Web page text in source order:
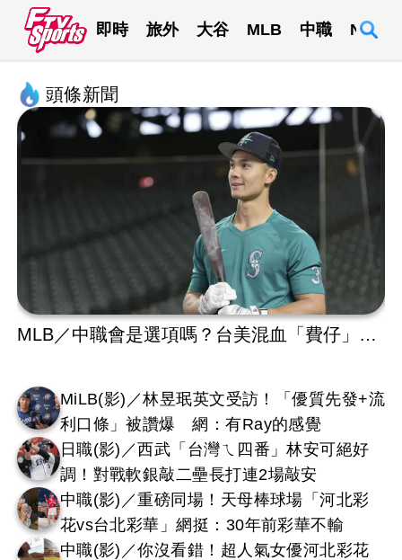
即時 旅外 大谷 MLB 中職 NBA
頭條新聞
MLB／中職會是選項嗎？台美混血「費仔」代
MiLB(影)／林昱珉英文受訪！「優質先發+流
利口條」被讚爆 網：有Ray的感覺
日職(影)／西武「台灣ㄟ四番」林安可絕好
調！對戰軟銀敲二壘長打連2場敲安
中職(影)／重磅同場！天母棒球場「河北彩
花vs台北彩華」網挺：30年前彩華不輸
中職(影)／你沒看錯！超人氣女優河北彩花